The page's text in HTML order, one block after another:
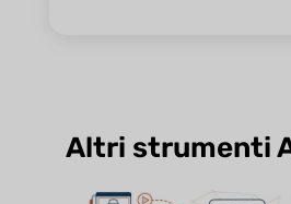
Altri strumenti